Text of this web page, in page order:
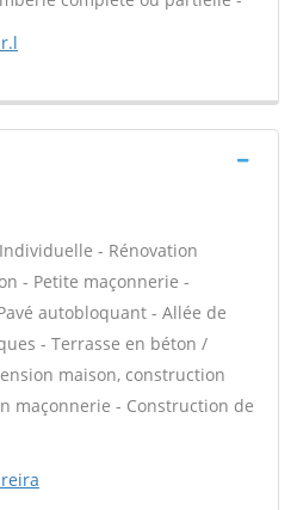
- Rénovation
- Petite maçonnerie -
autobloquant - Allée de
- Terrasse en béton /
maison, construction
maçonnerie - Construction de